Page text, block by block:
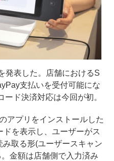
発表した。店舗におけるS
支払いを受付可能にな
ド決済対応は今回が初。
アプリをインストールした
を表示し、ユーザーがス
取る形(ユーザースキャン
金額は店舗側で入力済み